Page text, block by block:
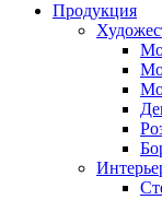
Продукция